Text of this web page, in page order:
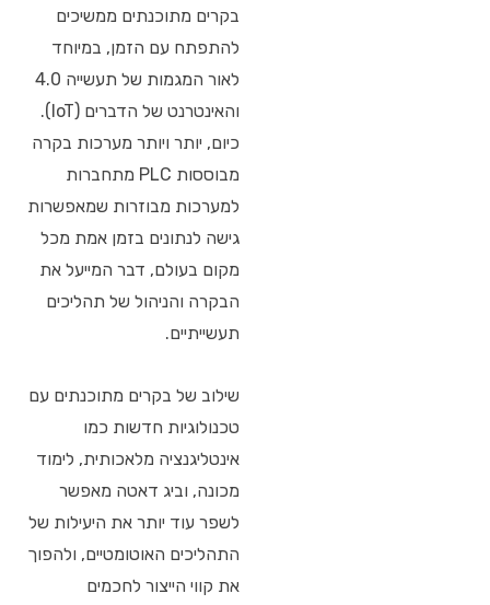
בקרים מתוכנתים ממשיכים
להתפתח עם הזמן, במיוחד
לאור המגמות של תעשייה 4.0
והאינטרנט של הדברים (IoT).
כיום, יותר ויותר מערכות בקרה
מבוססות PLC מתחברות
למערכות מבוזרות שמאפשרות
גישה לנתונים בזמן אמת מכל
מקום בעולם, דבר המייעל את
הבקרה והניהול של תהליכים
תעשייתיים.
שילוב של בקרים מתוכנתים עם
טכנולוגיות חדשות כמו
אינטליגנציה מלאכותית, לימוד
מכונה, וביג דאטה מאפשר
לשפר עוד יותר את היעילות של
התהליכים האוטומטיים, ולהפוך
את קווי הייצור לחכמים